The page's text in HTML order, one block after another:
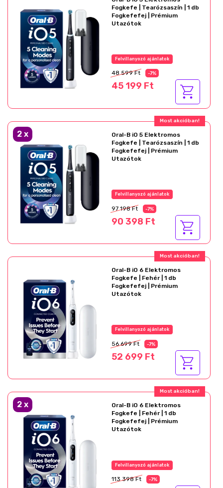
Fogkefe | Tearózsaszín | 1 db
Fogkefefej | Prémium
Utazótok
Felvillanyozó ajánlatok
48 599 Ft -7%
45 199 Ft
Most akcióban!
2 x
Oral-B iO 5 Elektromos
Fogkefe | Tearózsaszín | 1 db
Fogkefefej | Prémium
Utazótok
Felvillanyozó ajánlatok
97 198 Ft -7%
90 398 Ft
Most akcióban!
Oral-B iO 6 Elektromos
Fogkefe | Fehér | 1 db
Fogkefefej | Prémium
Utazótok
Felvillanyozó ajánlatok
56 699 Ft -7%
52 699 Ft
Most akcióban!
2 x
Oral-B iO 6 Elektromos
Fogkefe | Fehér | 1 db
Fogkefefej | Prémium
Utazótok
Felvillanyozó ajánlatok
113 398 Ft -7%